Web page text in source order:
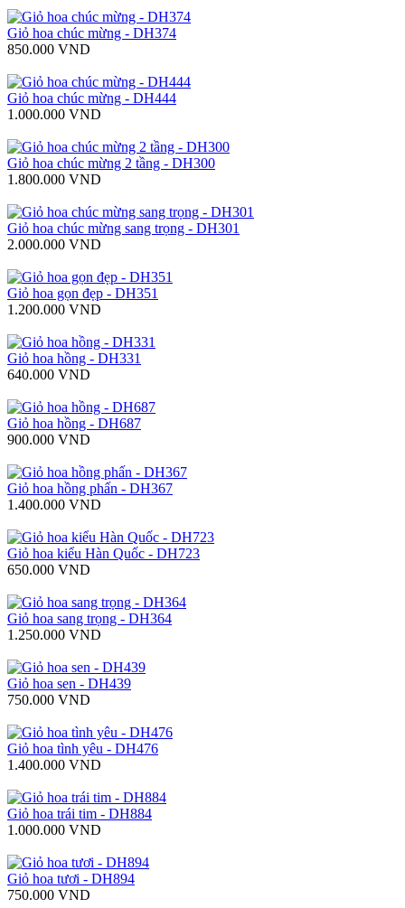
Giỏ hoa chúc mừng - DH374
850.000 VND
Giỏ hoa chúc mừng - DH444
1.000.000 VND
Giỏ hoa chúc mừng 2 tầng - DH300
1.800.000 VND
Giỏ hoa chúc mừng sang trọng - DH301
2.000.000 VND
Giỏ hoa gọn đẹp - DH351
1.200.000 VND
Giỏ hoa hồng - DH331
640.000 VND
Giỏ hoa hồng - DH687
900.000 VND
Giỏ hoa hồng phấn - DH367
1.400.000 VND
Giỏ hoa kiểu Hàn Quốc - DH723
650.000 VND
Giỏ hoa sang trọng - DH364
1.250.000 VND
Giỏ hoa sen - DH439
750.000 VND
Giỏ hoa tình yêu - DH476
1.400.000 VND
Giỏ hoa trái tim - DH884
1.000.000 VND
Giỏ hoa tươi - DH894
750.000 VND